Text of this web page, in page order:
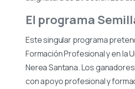
El programa
Este singular programa
Formación Profesional y en la
Nerea Santana. Los
con apoyo profesional y